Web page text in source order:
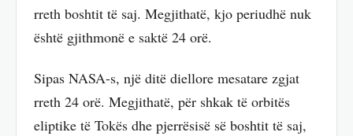
rreth boshtit të saj. Megjithatë, kjo periudhë nuk
është gjithmonë e saktë 24 orë.
Sipas NASA-s, një ditë diellore mesatare zgjat
rreth 24 orë. Megjithatë, për shkak të orbitës
eliptike të Tokës dhe pjerrësisë së boshtit të saj,